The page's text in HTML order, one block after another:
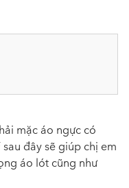
mặc áo ngực có
đây sẽ giúp chị em
áo lót cũng như